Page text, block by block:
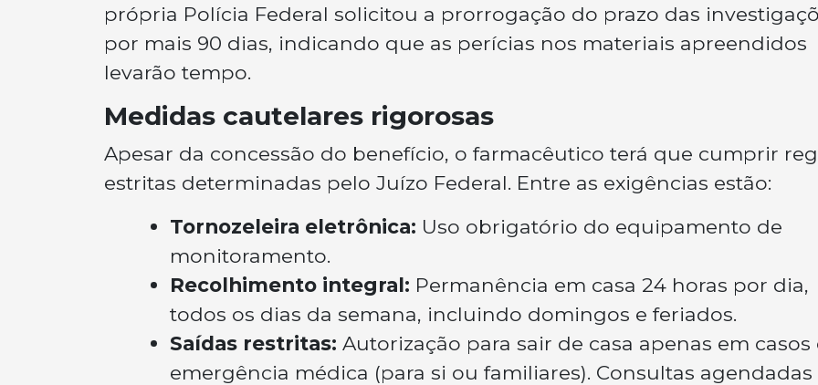
própria Polícia Federal solicitou a prorrogação do prazo das
por mais 90 dias, indicando que as perícias nos materiais apreendidos
levarão tempo.
Medidas cautelares rigorosas
Apesar da concessão do benefício, o farmacêutico terá que cumprir
estritas determinadas pelo Juízo Federal. Entre as exigências estão:
Tornozeleira eletrônica: Uso obrigatório do equipamento de
monitoramento.
Recolhimento integral: Permanência em casa 24 horas por dia,
todos os dias da semana, incluindo domingos e feriados.
Saídas restritas: Autorização para sair de casa apenas em casos
emergência médica (para si ou familiares). Consultas agendadas